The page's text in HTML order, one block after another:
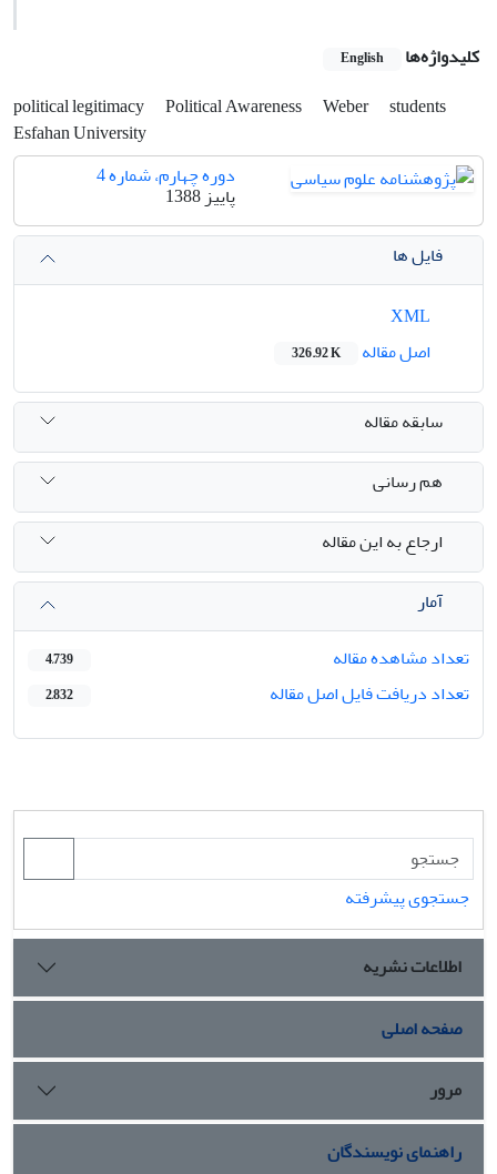
کلیدواژه‌ها English
political legitimacy Political Awareness Weber students
Esfahan University
دوره چهارم، شماره 4
پاییز 1388
فایل ها
اصل مقاله
326.92 K
سابقه مقاله
هم رسانی
ارجاع به این مقاله
آمار
تعداد مشاهده مقاله
4,739
تعداد دریافت فایل اصل مقاله 2,832
جستجوی پیشرفته
اطلاعات نشریه
صفحه اصلی
مرور
راهنمای نویسندگان